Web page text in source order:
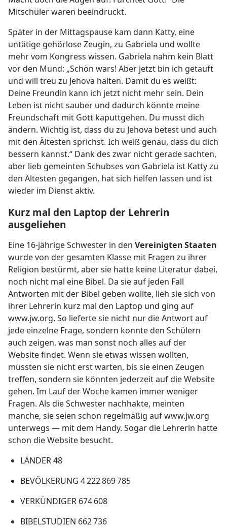
Mitschüler waren beeindruckt.
Später in der Mittagspause kam dann Katty, eine
untätige gehörlose Zeugin, zu Gabriela und wollte
mehr vom Kongress wissen. Gabriela nahm kein Blatt
vor den Mund: „Schön wars! Aber jetzt bin ich getauft
und will treu zu Jehova halten. Damit du es weißt:
Deine Freundin kann ich jetzt nicht mehr sein. Dein
Leben ist nicht sauber und dadurch könnte meine
Freundschaft mit Gott kaputtgehen. Du musst dich
ändern. Wichtig ist, dass du zu Jehova betest und auch
mit den Ältesten sprichst. Ich weiß genau, dass du dich
bessern kannst.“ Dank des zwar nicht gerade sachten,
aber lieb gemeinten Schubses von Gabriela ist Katty zu
den Ältesten gegangen, hat sich helfen lassen und ist
wieder im Dienst aktiv.
Kurz mal den Laptop der Lehrerin
ausgeliehen
Eine 16-jährige Schwester in den Vereinigten Staaten
wurde von der gesamten Klasse mit Fragen zu ihrer
Religion bestürmt, aber sie hatte keine Literatur dabei,
noch nicht mal eine Bibel. Da sie auf jeden Fall
Antworten mit der Bibel geben wollte, lieh sie sich von
ihrer Lehrerin kurz mal den Laptop und ging auf
www.jw.org. So lieferte sie nicht nur die Antwort auf
jede einzelne Frage, sondern konnte den Schülern
auch zeigen, was man sonst noch alles auf der
Website findet. Wenn sie etwas wissen wollten,
müssten sie nicht erst warten, bis sie einen Zeugen
treffen, sondern sie könnten jederzeit auf die Website
gehen. Im Lauf der Woche kamen immer weniger
Fragen. Als die Schwester nachhakte, meinten
manche, sie seien schon regelmäßig auf www.jw.org
unterwegs — mit dem Handy. Sogar die Lehrerin hatte
schon die Website besucht.
LÄNDER 48
BEVÖLKERUNG 4 222 869 785
VERKÜNDIGER 674 608
BIBELSTUDIEN 662 736